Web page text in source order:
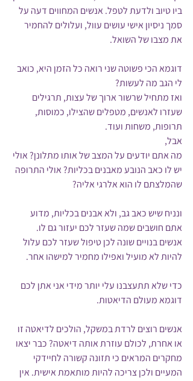
ביו טיוב ולדעת לטפל. אנשים המחווים דעה על
סמך ניסיון אישי עושים עוול, ועלולים להחמיר
את מצבו של השואל.
דוגמא הכי פשוטה שני רואה כל הזמן היא, כואב
לי הגב מה לעשות?
ואז מתחיל שרשור ארוך של עצות, תרגילים
שעזרו לאנשים, מטפלים שהצילו, כמוסות,
תרופות, משחות ועוד.
אבל,
מה אתם יודעים על המצב של אותו מתלונן? אולי
יש לו כאב הנובע מאבנים בכליות? אולי התרופה
שהמלצתם לו הוא אלרגי אליה?
ונניח שיש כאב גב, ולא אבנים בכליות, מדוע
אתם חושבים שמה שעזר לכם יעזור גם לו.
אנשים בנויים שונה לכן טיפול שעזר לכם עלול
להיות לא מועיל ואפילו מחמיר למישהו אחר.
כדי שלא תתעצבנו עלי יותר מידי אני אתן לכם
דוגמא מעולם הדיאטות.
אנשים רוצים לרדת במשקל, הולכים לדיאטה זו
או אחרת, לכולם עוזרת אותה דיאטה? כבר יצאו
מחקרים המראים כי תזונה קשורה לחיידקי
המעיים ולכן צריכה להיות מותאמת אישית. אין